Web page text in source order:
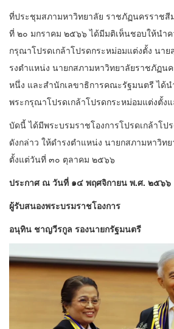
ที่ประชุมสภามหาวิทยาลัย ราชภัฏนครราชสี
ที่ ๒๐ มกราคม ๒๕๖๖ ได้มีมติเห็นชอบให้นํา
กรุณาโปรดเกล้าโปรดกระหม่อมแต่งตั้ง นา
รงตําแหน่ง นายกสภามหาวิทยาลัยราชภัฏน
หนึ่ง และสํานักเลขาธิการคณะรัฐมนตรี ได้
พระกรุณาโปรดเกล้าโปรดกระหม่อมแต่งตั้ง
บัดนี้ ได้มีพระบรมราชโองการโปรดเกล้าโป
ดังกล่าว ให้ดํารงตําแหน่ง นายกสภามหาวิท
ตั้งแต่วันที่ ๓๐ ตุลาคม ๒๕๖๖
ประกาศ ณ วันที่ ๑๔ พฤศจิกายน พ.ศ. ๒๕๖๖
ผู้รับสนองพระบรมราชโองการ
อนุทิน ชาญวีรกูล รองนายกรัฐมนตรี